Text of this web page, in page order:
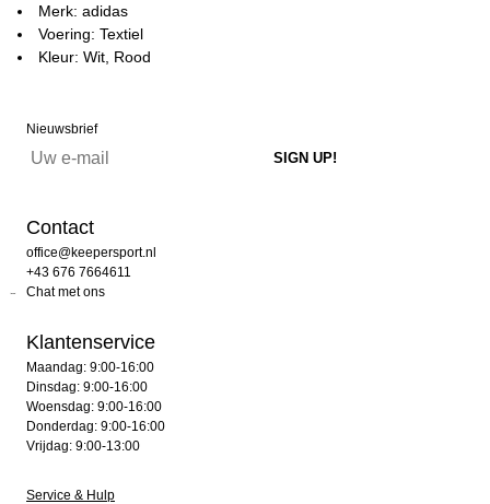
Merk: adidas
Voering: Textiel
Kleur: Wit, Rood
Nieuwsbrief
Contact
office@keepersport.nl
+43 676 7664611
Chat met ons
Klantenservice
Maandag: 9:00-16:00
Dinsdag: 9:00-16:00
Woensdag: 9:00-16:00
Donderdag: 9:00-16:00
Vrijdag: 9:00-13:00
Service & Hulp